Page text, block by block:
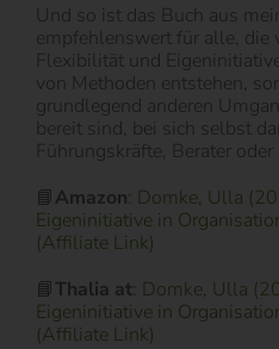
Und so ist das Buch aus
empfehlenswert für alle, die
Flexibilität und
von Methoden entstehen,
grundlegend anderen
bereit sind, bei sich selbst
Führungskräfte, Berater
📘Amazon: Domke, Ulla
Eigeninitiative in
(Affiliate Link)
📘Thalia at: Domke, Ulla
Eigeninitiative in
(Affiliate Link)